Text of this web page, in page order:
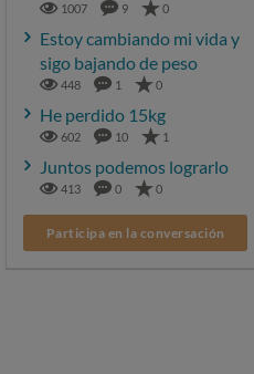
1007 9 0
Estoy cambiando mi vida y
sigo bajando de peso
448 1 0
He perdido 15kg
602 10 1
Juntos podemos lograrlo
413 0 0
Participa en la conversación